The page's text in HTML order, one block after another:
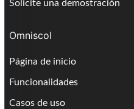
Solicite una demostración
Omniscol
Página de inicio
Funcionalidades
Casos de uso